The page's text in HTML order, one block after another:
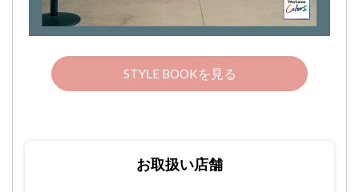
STYLE BOOKを見る
お取扱い店舗